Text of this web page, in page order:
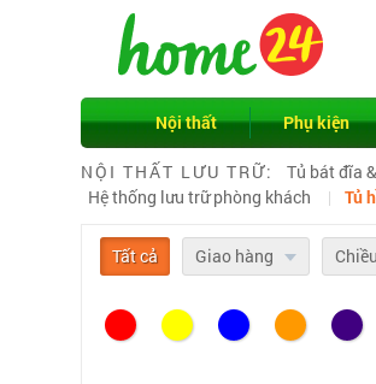
Nội thất Phụ kiện
NỘI THẤT LƯU TRỮ: Tủ bát đĩa
Hệ thống lưu trữ phòng khách
Tủ
Tất cả Giao hàng